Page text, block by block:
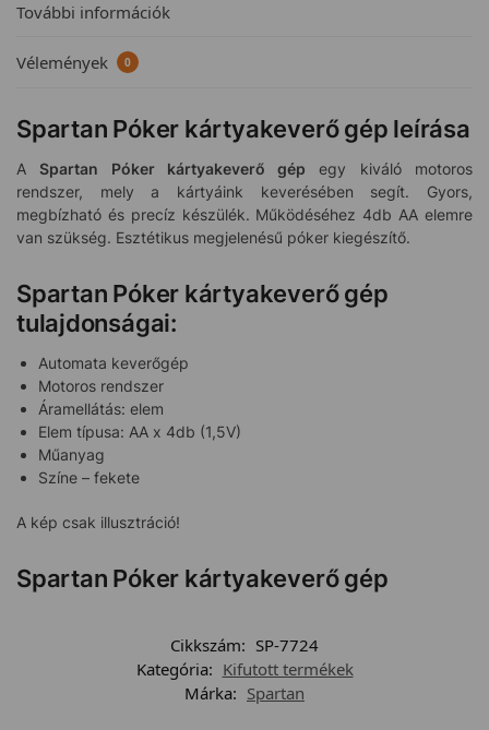
További információk
Vélemények 0
Spartan Póker kártyakeverő gép leírása
ASpartan Póker kártyakeverő gép egy kiváló motoros
rendszer, mely a kártyáink keverésében segít. Gyors,
megbízható és precíz készülék. Működéséhez 4db AA elemre
van szükség. Esztétikus megjelenésű póker kiegészítő.
Spartan Póker kártyakeverő gép
tulajdonságai:
Automata keverőgép
Motoros rendszer
Áramellátás: elem
Elem típusa: AA x 4db (1,5V)
Műanyag
Színe – fekete
A kép csak illusztráció!
Spartan Póker kártyakeverő gép
Cikkszám: SP-7724
Kategória: Kifutott termékek
Márka: Spartan